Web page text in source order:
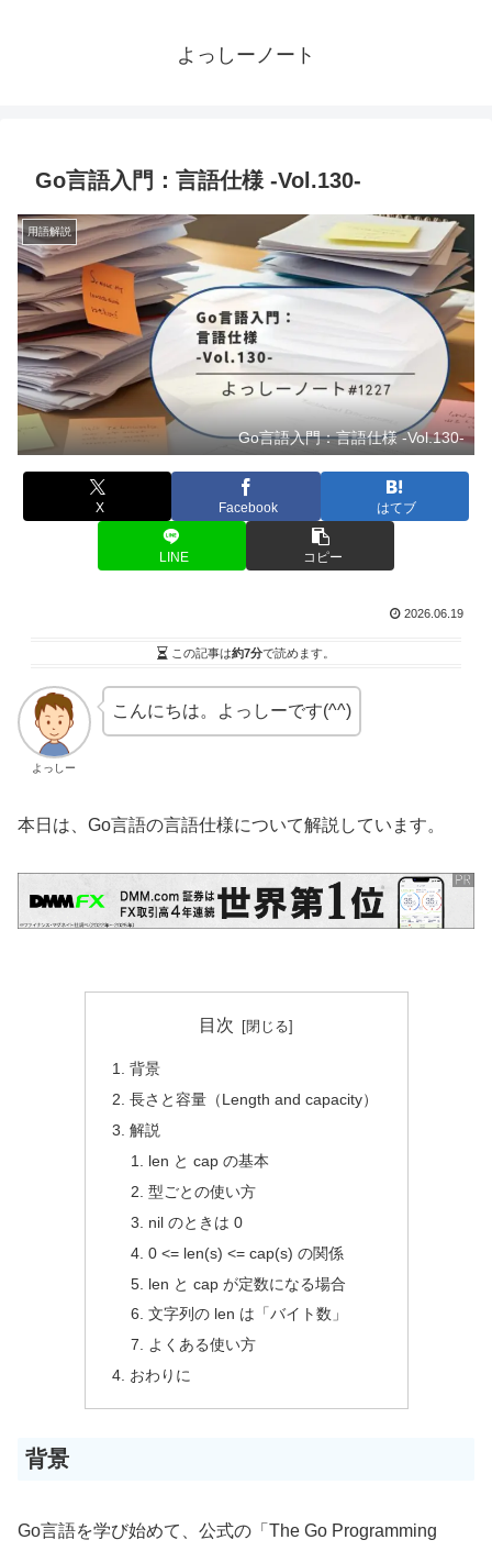
よっしーノート
Go言語入門：言語仕様 -Vol.130-
用語解説
Go言語入門：言語仕様 -Vol.130-
X Facebook はてブ
LINE コピー
2026.06.19
この記事は約7分で読めます。
よっしー
こんにちは。よっしーです(^^)
本日は、Go言語の言語仕様について解説しています。
目次
背景
長さと容量（Length and capacity）
解説
len と cap の基本
型ごとの使い方
nil のときは 0
0 <= len(s) <= cap(s) の関係
len と cap が定数になる場合
文字列の len は「バイト数」
よくある使い方
おわりに
背景
Go言語を学び始めて、公式の「The Go Programming